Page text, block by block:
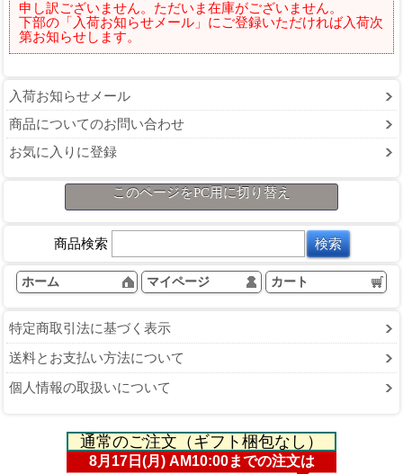
申し訳ございません。ただいま在庫がございません。
下部の「入荷お知らせメール」にご登録いただければ入荷次
第お知らせします。
入荷お知らせメール
商品についてのお問い合わせ
お気に入りに登録
このページをPC用に切り替え
商品検索
ホーム マイページ カート
特定商取引法に基づく表示
送料とお支払い方法について
個人情報の取扱いについて
通常のご注文（ギフト梱包なし）